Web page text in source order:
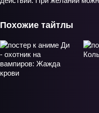
Похожие тайтлы